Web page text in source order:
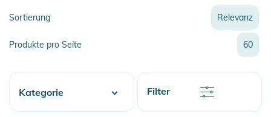
Sortierung
Relevanz
Relevanz
Neueste
Preis
Rabatt
Name
Name
Produkte pro Seite 60
Filter
Kategorie